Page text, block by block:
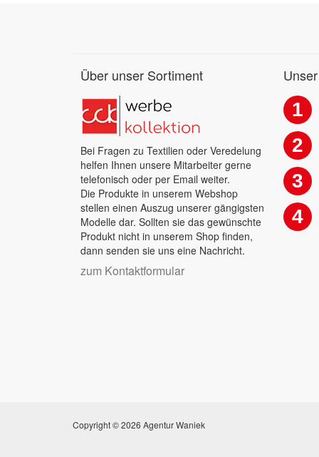
Über unser Sortiment
Bei Fragen zu Textilien oder Veredelung
helfen Ihnen unsere Mitarbeiter gerne
telefonisch oder per Email weiter.
Die Produkte in unserem Webshop
stellen einen Auszug unserer gängigsten
Modelle dar. Sollten sie das gewünschte
Produkt nicht in unserem Shop finden,
dann senden sie uns eine Nachricht.
zum Kontaktformular
1
2
3
4
Copyright © 2026 Agentur Waniek